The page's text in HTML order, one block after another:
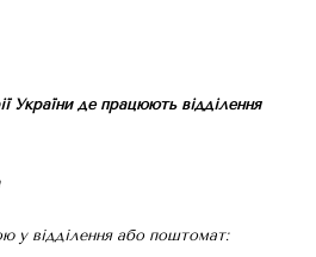
України де працюють відділення
у відділення або поштомат: